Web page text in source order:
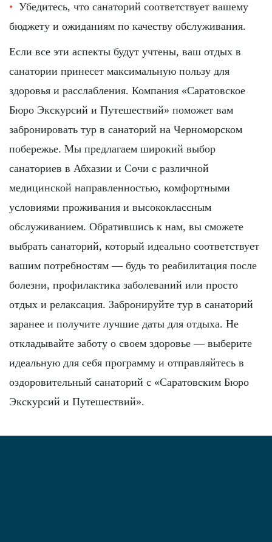
Убедитесь, что санаторий соответствует вашему
бюджету и ожиданиям по качеству обслуживания.
Если все эти аспекты будут учтены, ваш отдых в
санатории принесет максимальную пользу для
здоровья и расслабления. Компания «Саратовское
Бюро Экскурсий и Путешествий» поможет вам
забронировать тур в санаторий на Черноморском
побережье. Мы предлагаем широкий выбор
санаториев в Абхазии и Сочи с различной
медицинской направленностью, комфортными
условиями проживания и высококлассным
обслуживанием. Обратившись к нам, вы сможете
выбрать санаторий, который идеально соответствует
вашим потребностям — будь то реабилитация после
болезни, профилактика заболеваний или просто
отдых и релаксация. Забронируйте тур в санаторий
заранее и получите лучшие даты для отдыха. Не
откладывайте заботу о своем здоровье — выберите
идеальную для себя программу и отправляйтесь в
оздоровительный санаторий с «Саратовским Бюро
Экскурсий и Путешествий».